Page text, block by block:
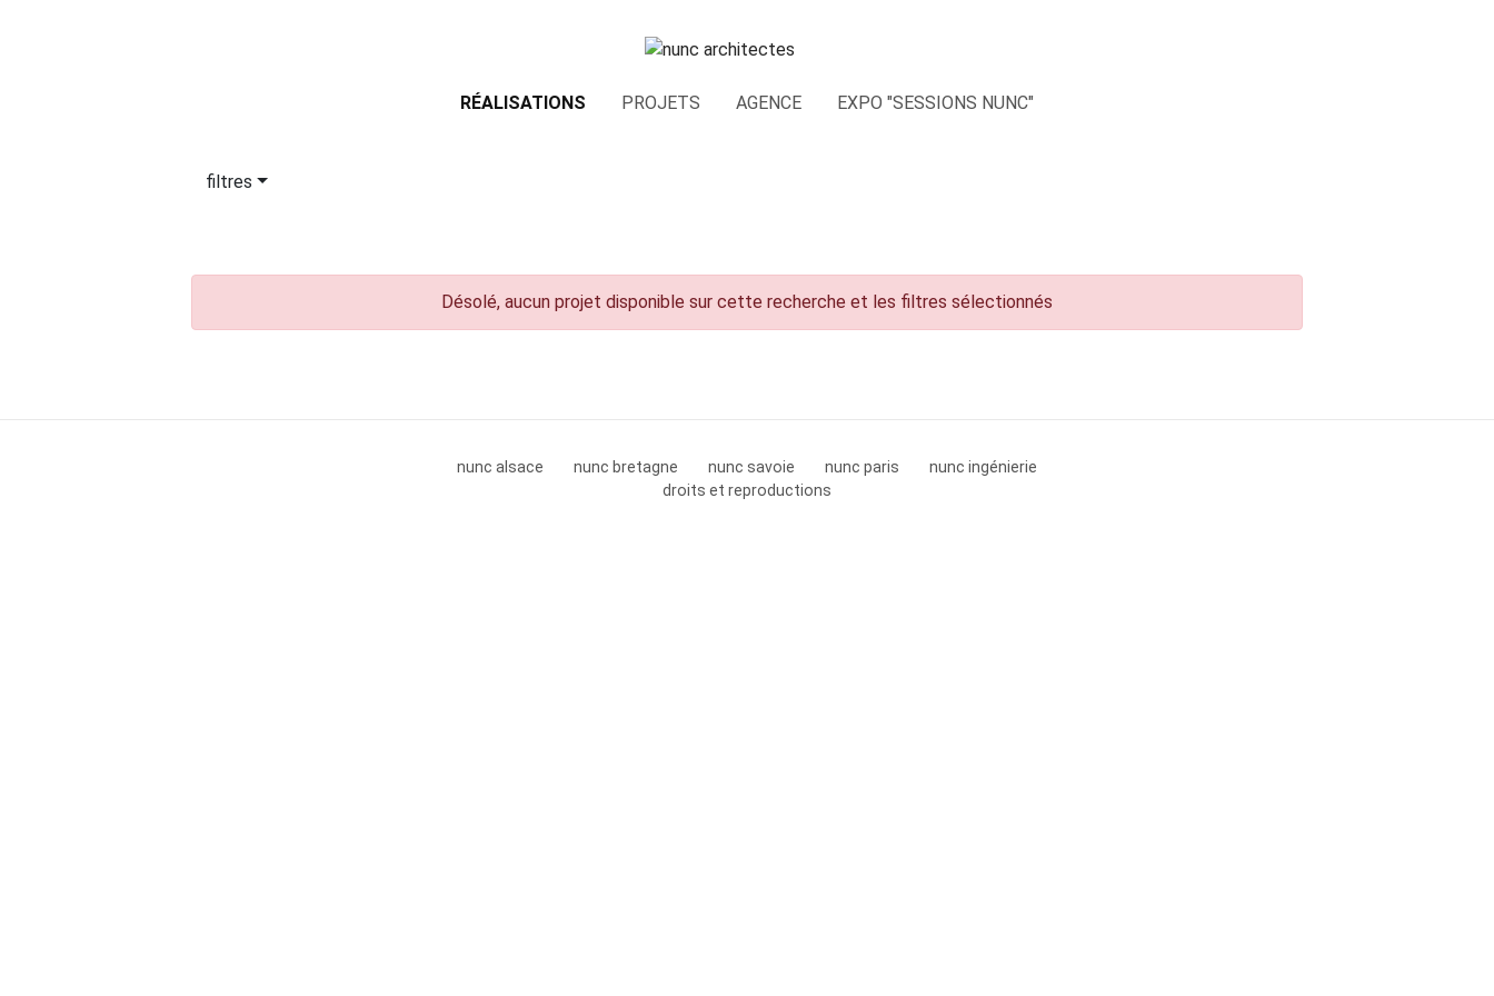
RÉALISATIONS PROJETS AGENCE EXPO "SESSIONS NUNC"
filtres
Désolé, aucun projet disponible sur cette recherche et les filtres sélectionnés
nunc alsace nunc bretagne nunc savoie nunc paris
nunc ingénierie
droits et reproductions